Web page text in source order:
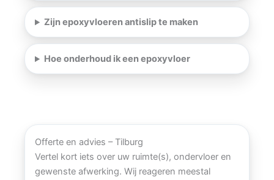
Zijn epoxyvloeren antislip te maken
Hoe onderhoud ik een epoxyvloer
Offerte en advies – Tilburg
Vertel kort iets over uw ruimte(s), ondervloer en
gewenste afwerking. Wij reageren meestal